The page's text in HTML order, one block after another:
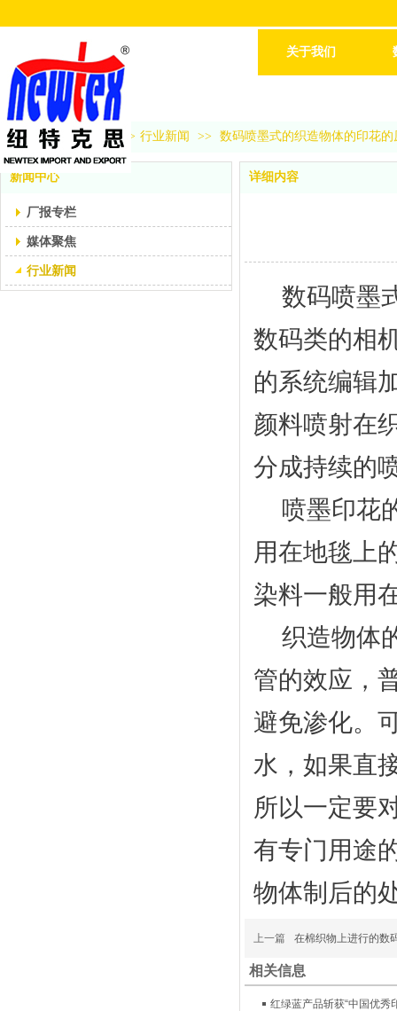
关于我们
首页 >> 新闻中心 >> 行业新闻 >> 数码喷墨式的织造物体的印花
新闻中心
厂报专栏
媒体聚焦
行业新闻
详细内容
数码喷墨
数码类的相
的系统编辑
颜料喷射在
分成持续的
喷墨印花
用在地毯上
染料一般用
织造物体
管的效应，
避免渗化。
水，如果直
所以一定要
有专门用途
物体制后的
上一篇 在棉织物上进行的数
相关信息
红绿蓝产品斩获“中国优秀